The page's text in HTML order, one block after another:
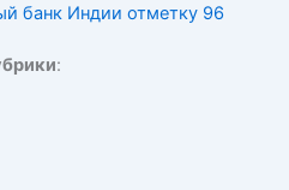
банк Индии отметку 96
: